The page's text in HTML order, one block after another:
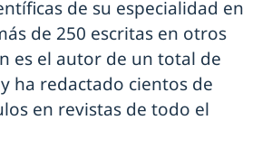
de su especialidad en
de 250 escritas en otros
es el autor de un total de
ha redactado cientos de
en revistas de todo el